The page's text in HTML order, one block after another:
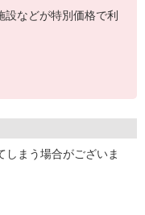
設などが特別価格で利
しまう場合がございま